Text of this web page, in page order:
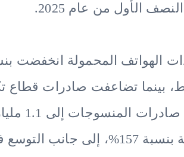
الأول من عام 2025.
والمعادن الثمينة بنسبة